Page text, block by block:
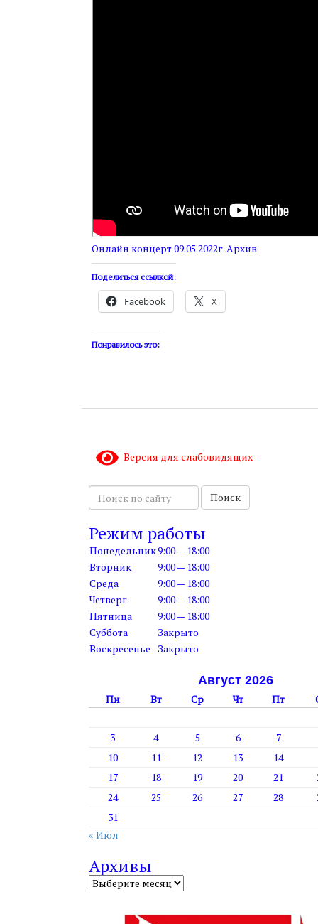
Онлайн концерт 09.05.2022г. Архив
Поделиться ссылкой:
Facebook X
Понравилось это:
Версия для слабовидящих
П
о
с
к
п
о
с
а
й
у
Поиск
Режим работы
Понедельник9:00 — 18:00
Вторник
9:00 — 18:00
Среда
9:00 — 18:00
Четверг
9:00 — 18:00
Пятница
9:00 — 18:00
Суббота
Закрыто
Воскресенье
Закрыто
Август 2026
Пн Вт Ср Чт Пт
3 4 5 6
7
10
11 12 13 14
17
18 19 20 21
24
25 26 27 28
31
« Июл
Архивы